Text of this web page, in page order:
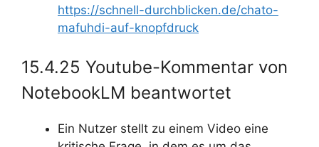
https://schnell-durchblicken.de/chato-
mafuhdi-auf-knopfdruck
15.4.25 Youtube-Kommentar von
NotebookLM beantwortet
Ein Nutzer stellt zu einem Video eine